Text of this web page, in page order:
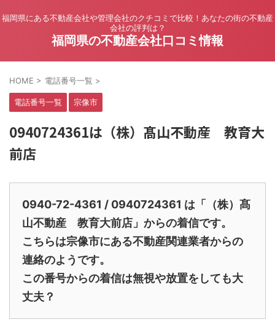
福岡県にある不動産会社や管理会社のクチコミで比較！あなたの街の不動産
会社の評判は？
福岡県の不動産会社口コミ情報
HOME > 電話番号一覧 >
電話番号一覧 宗像市
0940724361は（株）髙山不動産 教育大
前店
0940-72-4361 / 0940724361 は「（株）髙
山不動産 教育大前店」からの着信です。
こちらは宗像市にある不動産関連業者からの
連絡のようです。
この番号からの着信は無視や放置をしても大
丈夫？